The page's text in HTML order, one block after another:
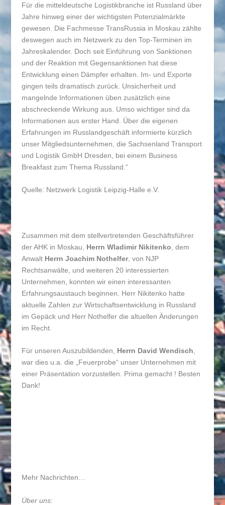
Für die mitteldeutsche Logistikbranche ist Russland über
Jahre hinweg einer der wichtigsten Potenzialmärkte
gewesen. Die Fachmesse TransRussia in Moskau zählte
deswegen auch im Netzwerk zu den Top-Terminen im
Jahreskalender. Doch seit Einführung von Sanktionen
und der Reaktion mit Gegensanktionen hat diese
Entwicklung einen Dämpfer erhalten. Im- und Exporte
gingen teils dramatisch zurück. Unsicherheit und
mangelnde Informationen üben zusätzlich eine
abschreckende Wirkung aus. Umso wichtiger sind da
Informationen aus erster Hand. Über die eigenen
Erfahrungen im Russlandgeschäft informierte kürzlich
unser Mitgliedsunternehmen, die Sachsenland Transport
und Logistik GmbH Dresden, bei einem Business
Breakfast zum Thema Russland.“
Quelle: Netzwerk Logistik Leipzig-Halle e.V.
Zusammen mit dem stellvertretenden Geschäftsführer
der AHK in Moskau, Herrn Wladimir Nikitenko , dem
Anwalt Herrn Joachim Nothelfer, von NJP
Rechtsanwälte, und weiteren 20 interessierten
Unternehmen, konnten wir einen interessanten
Erfahrungsaustauch beginnen. Herr Nikitenko hatte
aktuelle Zahlen zur Wirtschaftsentwicklung in Russland
im Gepäck und Herr Nothelfer die altuellen Änderungen
im Recht.
Für unseren Auszubildenden, Herrn David Wendisch
war dies u.a. die „Feuerprobe“ unser Unternehmen mit
einer Präsentation vorzustellen. Prima gemacht ! Besten
Dank!
Mehr Nachrichten…
Über uns: